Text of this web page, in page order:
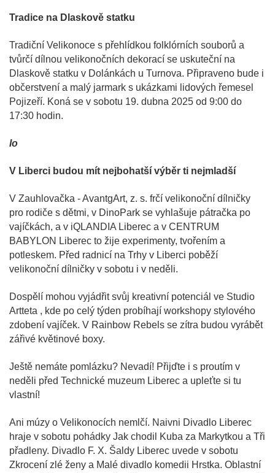
Tradice na Dlaskově statku
Tradiční Velikonoce s přehlídkou folklórních souborů a
tvůrčí dílnou velikonočních dekorací se uskuteční na
Dlaskově statku v Dolánkách u Turnova. Připraveno bude i
občerstvení a malý jarmark s ukázkami lidových řemesel
Pojizeří. Koná se v sobotu 19. dubna 2025 od 9:00 do
17:30 hodin.
lo
V Liberci budou mít nejbohatší výběr ti nejmladší
V Zauhlovačka - AvantgArt, z. s. frčí velikonoční dílničky
pro rodiče s dětmi, v DinoPark se vyhlašuje pátračka po
vajíčkách, a v iQLANDIA Liberec a v CENTRUM
BABYLON Liberec to žije experimenty, tvořením a
potleskem. Před radnicí na Trhy v Liberci poběží
velikonoční dílničky v sobotu i v neděli.
Dospělí mohou vyjádřit svůj kreativní potenciál ve Studio
Artteta , kde po celý týden probíhají workshopy stylového
zdobení vajíček. V Rainbow Rebels se zítra budou vyrábět
zářivé květinové boxy.
Ještě nemáte pomlázku? Nevadí! Přijďte i s proutím v
neděli před Technické muzeum Liberec a upleťte si tu
vlastní!
Ani múzy o Velikonocích nemlčí. Naivni Divadlo Liberec
hraje v sobotu pohádky Jak chodil Kuba za Markytkou a Tři
přadleny. Divadlo F. X. Šaldy Liberec uvede v sobotu
Zkrocení zlé ženy a Malé divadlo komedii Hrstka. Oblastní